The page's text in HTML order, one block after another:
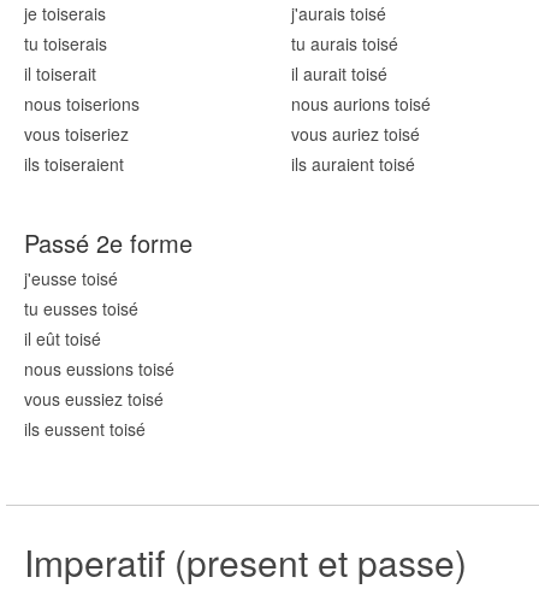
je toiserais
tu toiserais
il toiserait
nous toiserions
vous toiseriez
ils toiseraient
j'aurais toisé
tu aurais toisé
il aurait toisé
nous aurions toisé
vous auriez toisé
ils auraient toisé
Passé 2e forme
j'eusse toisé
tu eusses toisé
il eût toisé
nous eussions toisé
vous eussiez toisé
ils eussent toisé
Imperatif (present et passe)